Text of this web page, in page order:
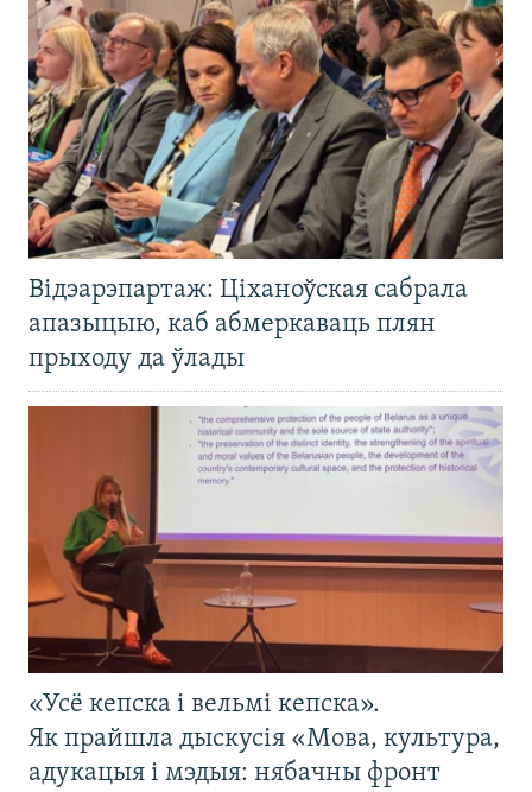
Відэарэпартаж: Ціханоўская сабрала
апазыцыю, каб абмеркаваць плян
прыходу да ўлады
«Усё кепска і вельмі кепска».
Як прайшла дыскусія «Мова, культура,
адукацыя і мэдыя: нябачны фронт